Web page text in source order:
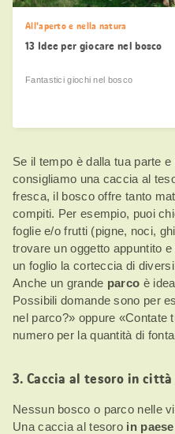
All'aperto e nella natura
13 Idee per giocare nel bosco
Fantastici giochi nel bosco
Se il tempo è dalla tua parte
consigliamo una caccia al
fresca, il bosco offre tanto
compiti. Per esempio, puoi
foglie e/o frutti (pigne, noci,
trovare un oggetto appuntito
un foglio la corteccia di
Anche un grande parco è
Possibili domande sono per
nel parco?» oppure «Contate
numero per la quantità di
3. Caccia al tesoro in città
Nessun bosco o parco nelle
Una caccia al tesoro in paese